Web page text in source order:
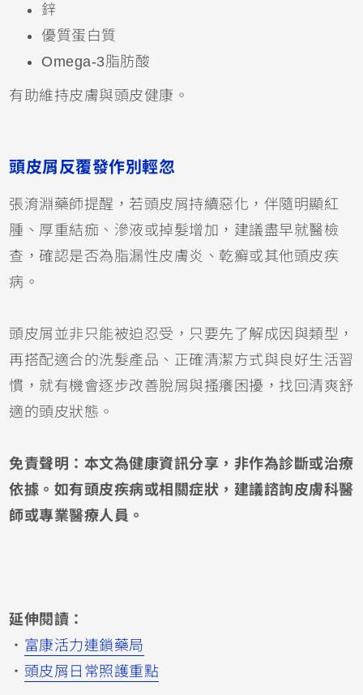
鋅
優質蛋白質
Omega-3脂肪酸
有助維持皮膚與頭皮健康。
頭皮屑反覆發作別輕忽
張淯淵藥師提醒，若頭皮屑持續惡化，伴隨明顯紅
腫、厚重結痂、滲液或掉髮增加，建議盡早就醫檢
查，確認是否為脂漏性皮膚炎、乾癬或其他頭皮疾
病。
頭皮屑並非只能被迫忍受，只要先了解成因與類型，
再搭配適合的洗髮產品、正確清潔方式與良好生活習
慣，就有機會逐步改善脫屑與搔癢困擾，找回清爽舒
適的頭皮狀態。
免責聲明：本文為健康資訊分享，非作為診斷或治療
依據。如有頭皮疾病或相關症狀，建議諮詢皮膚科醫
師或專業醫療人員。
延伸閱讀：
・ 富康活力連鎖藥局
・ 頭皮屑日常照護重點